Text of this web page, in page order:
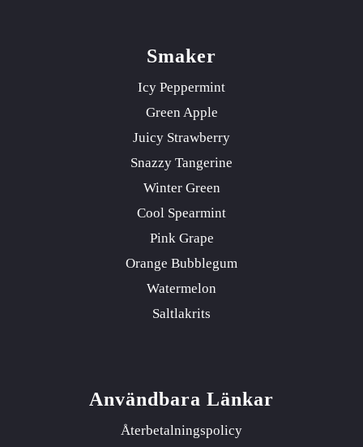
Smaker
Icy Peppermint
Green Apple
Juicy Strawberry
Snazzy Tangerine
Winter Green
Cool Spearmint
Pink Grape
Orange Bubblegum
Watermelon
Saltlakrits
Användbara Länkar
Återbetalningspolicy